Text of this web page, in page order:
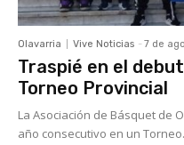
Olavarria Vive Noticias - 7 de
Traspié en el
Torneo Provincial
La Asociación de Básquet de
año consecutivo en un